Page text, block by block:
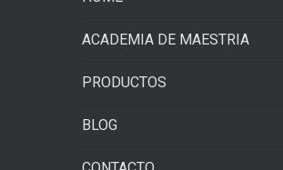
ACADEMIA DE MAESTRIA
PRODUCTOS
BLOG